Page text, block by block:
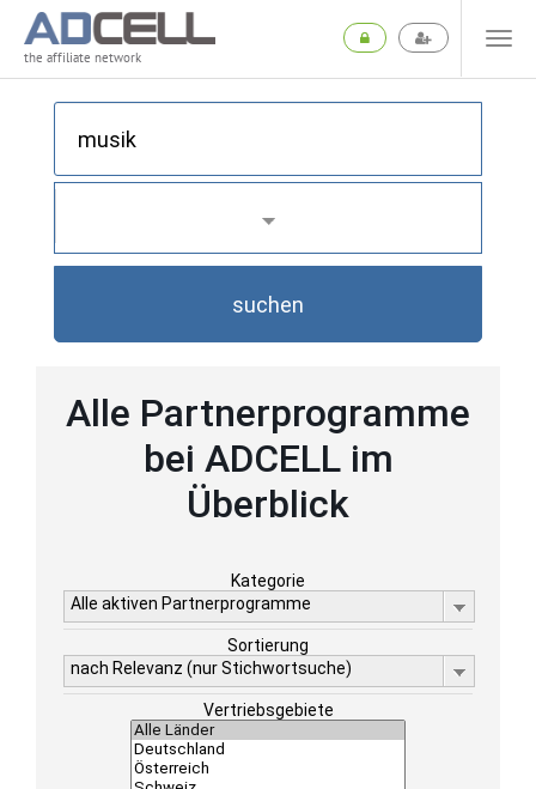
the affiliate network
suchen
Alle Partnerprogramme
bei ADCELL im
Überblick
Kategorie
Alle aktiven Partnerprogramme
Sortierung
nach Relevanz (nur Stichwortsuche)
Vertriebsgebiete